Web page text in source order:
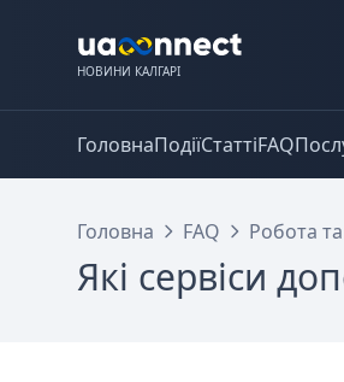
НОВИНИ КАЛГАРІ
ГоловнаПодіїСтаттіFAQ
Головна FAQ Робота
Які сервіси